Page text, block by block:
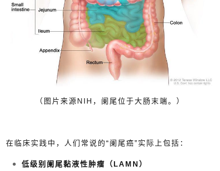
（图片来源NIH，阑尾位于大肠末端。 ）
在临床实践中，人们常说的“阑尾癌”实际上包括：
低级别阑尾黏液性肿瘤（LAMN）